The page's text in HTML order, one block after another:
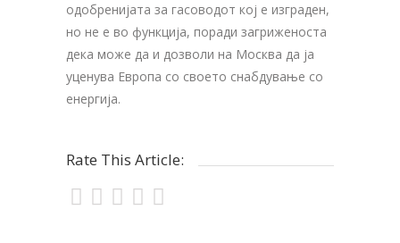
одобренијата за гасоводот кој е изграден,
но не е во функција, поради загриженоста
дека може да и дозволи на Москва да ја
уценува Европа со своето снабдување со
енергија.
Rate This Article: